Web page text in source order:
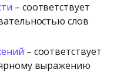
– соответствует
слов
– соответствует
выражению